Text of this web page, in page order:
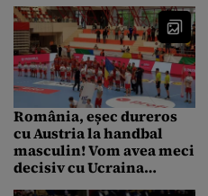
Campionilor
România, eșec dureros
cu Austria la handbal
masculin! Vom avea meci
decisiv cu Ucraina